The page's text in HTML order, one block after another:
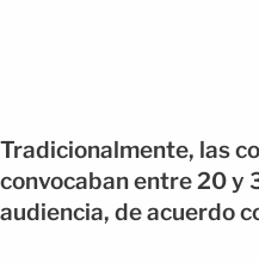
Tradicionalmente, las
convocaban entre 20 y
audiencia, de acuerdo